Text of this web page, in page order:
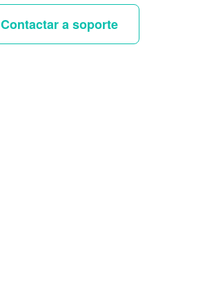
Contactar a soporte